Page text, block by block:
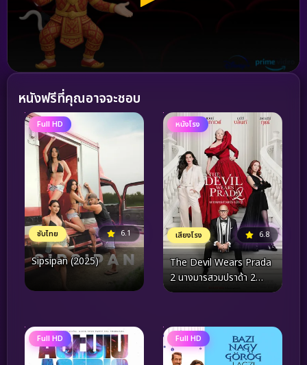
หนังฟรีที่คุณอาจจะชอบ
Full HD
ซับไทย 6.1
Sipsipan (2025)
หนังโรง
เสียงโรง 6.8
The Devil Wears Prada
2 นางมารสวมปราด้า 2
(2026)
Full HD Full HD